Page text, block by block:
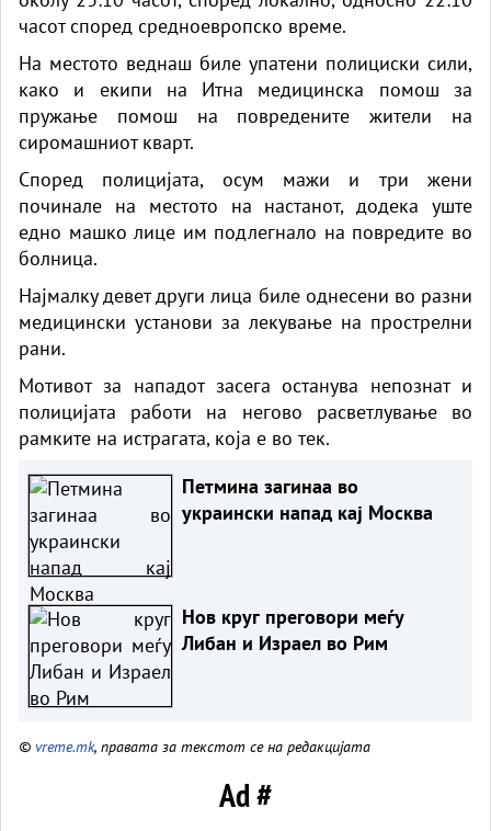
часот според средноевропско време.
На местото веднаш биле упатени полициски сили,
како и екипи на Итна медицинска помош за
пружање помош на повредените жители на
сиромашниот кварт.
Според полицијата, осум мажи и три жени
починале на местото на настанот, додека уште
едно машко лице им подлегнало на повредите во
болница.
Најмалку девет други лица биле однесени во разни
медицински установи за лекување на прострелни
рани.
Мотивот за нападот засега останува непознат и
полицијата работи на негово расветлување во
рамките на истрагата, која е во тек.
Петмина загинаа во
украински напад кај Москва
Нов круг преговори меѓу
Либан и Израел во Рим
© vreme.mk, правата за текстот се на редакцијата
Ad #